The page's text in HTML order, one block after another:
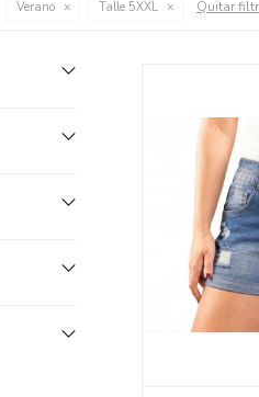
Verano Talle 5XXL Quitar